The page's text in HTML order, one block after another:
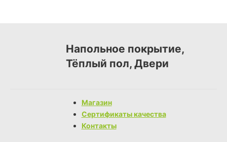
Напольное покрытие,
Тёплый пол, Двери
Магазин
Сертификаты качества
Контакты